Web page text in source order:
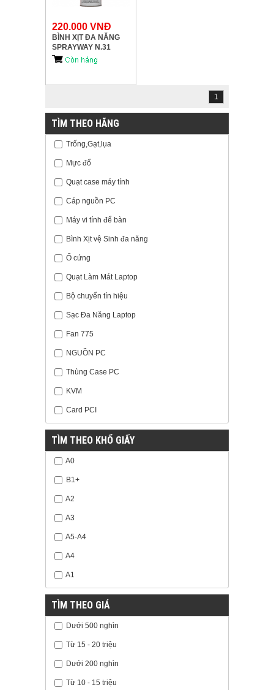
220.000 VNĐ
BÌNH XỊT ĐA NĂNG
SPRAYWAY N.31
1
TÌM THEO HÃNG
Trống,Gạt,lụa
Mực đổ
Quạt case máy tính
Cáp nguồn PC
Máy vi tính để bàn
Bình Xịt vệ Sinh đa năng
Ổ cứng
Quạt Làm Mát Laptop
Bộ chuyển tín hiệu
Sạc Đa Năng Laptop
Fan 775
NGUỒN PC
Thùng Case PC
KVM
Card PCI
TÌM THEO KHỔ GIẤY
A0
B1+
A2
A3
A5-A4
A4
A1
TÌM THEO GIÁ
Dưới 500 nghìn
Từ 15 - 20 triệu
Dưới 200 nghìn
Từ 10 - 15 triệu